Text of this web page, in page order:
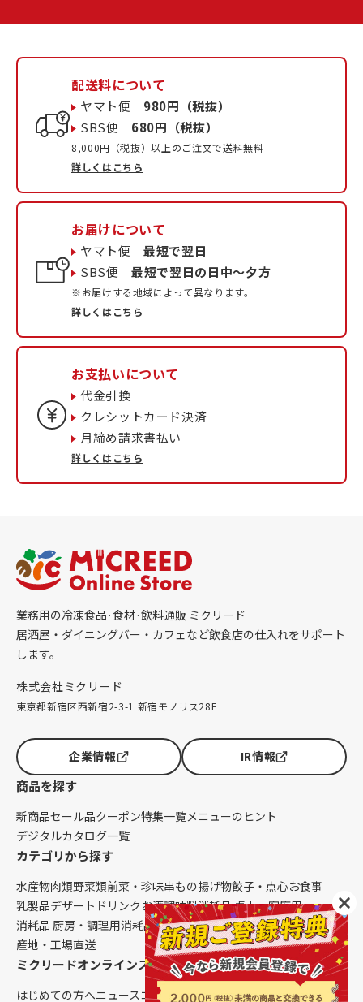
配送料について
ヤマト便 980円（税抜）
SBS便 680円（税抜）
8,000円（税抜）以上のご注文で送料無料
詳しくはこちら
お届けについて
ヤマト便最短で翌日
SBS便最短で翌日の日中〜夕方
※お届けする地域によって異なります。
詳しくはこちら
お支払いについて
代金引換
クレシットカード決済
月締め請求書払い
詳しくはこちら
業務用の冷凍食品·食材·飲料通販 ミクリード
居酒屋・ダイニングバー・カフェなど飲食店の仕入れをサポート
します。
株式会社ミクリード
東京都新宿区西新宿2-3-1 新宿モノリス28F
企業情報 IR情報
商品を探す
新商品セール品クーポン特集一覧メニューのヒント
デジタルカタログ一覧
カテゴリから探す
水産物肉類野菜類前菜・珍味串もの揚げ物餃子・点心お食事
乳製品デザート ドリンク お酒調味料消耗品 卓上・客席用
消耗品 厨房・調理用消耗品 クレンリネス生鮮品（配送便限定）
産地・工場直送
ミクリードオンラインストアについて
はじめての方へニュースコラムご利用ガイド会社概要